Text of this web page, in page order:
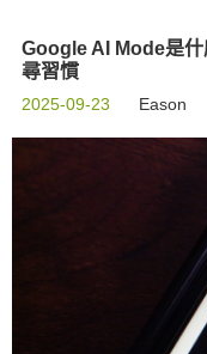
Google AI Mode是
尋習慣
2025-09-23 Eason